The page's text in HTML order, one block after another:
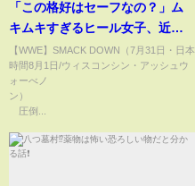
「この格好はセーフなの？」ム
キムキすぎるヒール女子、近未
来的“全身スケスケ”衣装にファ
ンツッコミ「着ているけど着て
【WWE】SMACK DOWN（7月31日・日本
時間8月1日/ウィスコンシン・アッシュウ
ォーべノ
ン）
圧倒...